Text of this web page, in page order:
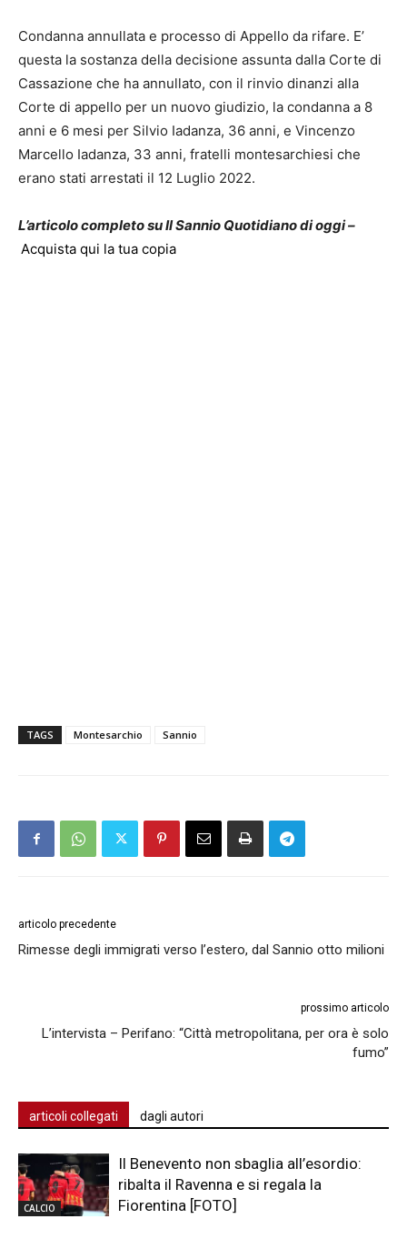
Condanna annullata e processo di Appello da rifare. E’
questa la sostanza della decisione assunta dalla Corte di
Cassazione che ha annullato, con il rinvio dinanzi alla
Corte di appello per un nuovo giudizio, la condanna a 8
anni e 6 mesi per Silvio Iadanza, 36 anni, e Vincenzo
Marcello Iadanza, 33 anni, fratelli montesarchiesi che
erano stati arrestati il 12 Luglio 2022.
L’articolo completo su Il Sannio Quotidiano di oggi –
Acquista qui la tua copia
TAGS Montesarchio Sannio
articolo precedente
Rimesse degli immigrati verso l’estero, dal Sannio otto milioni
prossimo articolo
L’intervista – Perifano: “Città metropolitana, per ora è solo
fumo”
articoli collegati dagli autori
CALCIO
Il Benevento non sbaglia all’esordio:
ribalta il Ravenna e si regala la
Fiorentina [FOTO]